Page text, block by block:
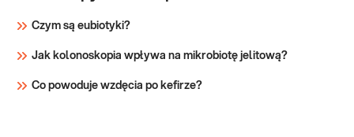
Czym są eubiotyki?
Jak kolonoskopia wpływa na mikrobiotę jelitową?
Co powoduje wzdęcia po kefirze?